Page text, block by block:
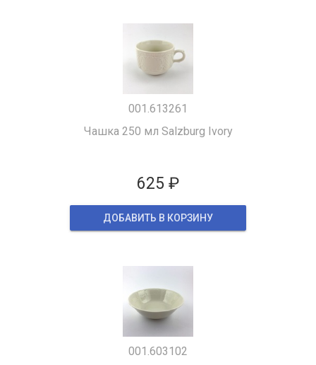
001.613261
Чашка 250 мл Salzburg Ivory
625 ₽
ДОБАВИТЬ В КОРЗИНУ
001.603102